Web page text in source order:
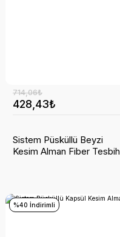
428,43₺
714,06₺
Sistem Püsküllü Beyzi
Kesim Alman Fiber Tesbih
%40 İndirimli